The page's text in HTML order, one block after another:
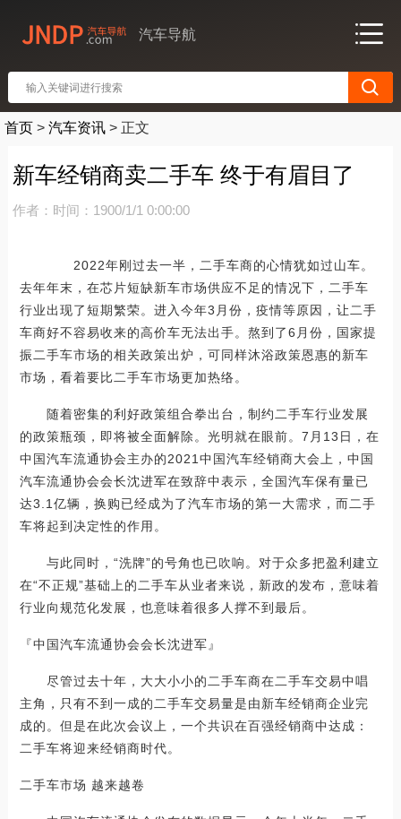
汽车导航
首页 > 汽车资讯 > 正文
新车经销商卖二手车 终于有眉目了
作者： 时间：1900/1/1 0:00:00
2022年刚过去一半，二手车商的心情犹如过山车。
去年年末，在芯片短缺新车市场供应不足的情况下，二手车
行业出现了短期繁荣。进入今年3月份，疫情等原因，让二手
车商好不容易收来的高价车无法出手。熬到了6月份，国家提
振二手车市场的相关政策出炉，可同样沐浴政策恩惠的新车
市场，看着要比二手车市场更加热络。
随着密集的利好政策组合拳出台，制约二手车行业发展
的政策瓶颈，即将被全面解除。光明就在眼前。7月13日，在
中国汽车流通协会主办的2021中国汽车经销商大会上，中国
汽车流通协会会长沈进军在致辞中表示，全国汽车保有量已
达3.1亿辆，换购已经成为了汽车市场的第一大需求，而二手
车将起到决定性的作用。
与此同时，“洗牌”的号角也已吹响。对于众多把盈利建立
在“不正规”基础上的二手车从业者来说，新政的发布，意味着
行业向规范化发展，也意味着很多人撑不到最后。
『中国汽车流通协会会长沈进军』
尽管过去十年，大大小小的二手车商在二手车交易中唱
主角，只有不到一成的二手车交易量是由新车经销商企业完
成的。但是在此次会议上，一个共识在百强经销商中达成：
二手车将迎来经销商时代。
二手车市场 越来越卷